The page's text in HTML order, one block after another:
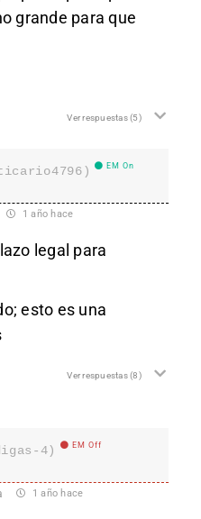
grande para que
Ver respuestas(5)
EM On
1 año hace
legal para
esto es una
Ver respuestas(8)
4) EM Off
1 año hace